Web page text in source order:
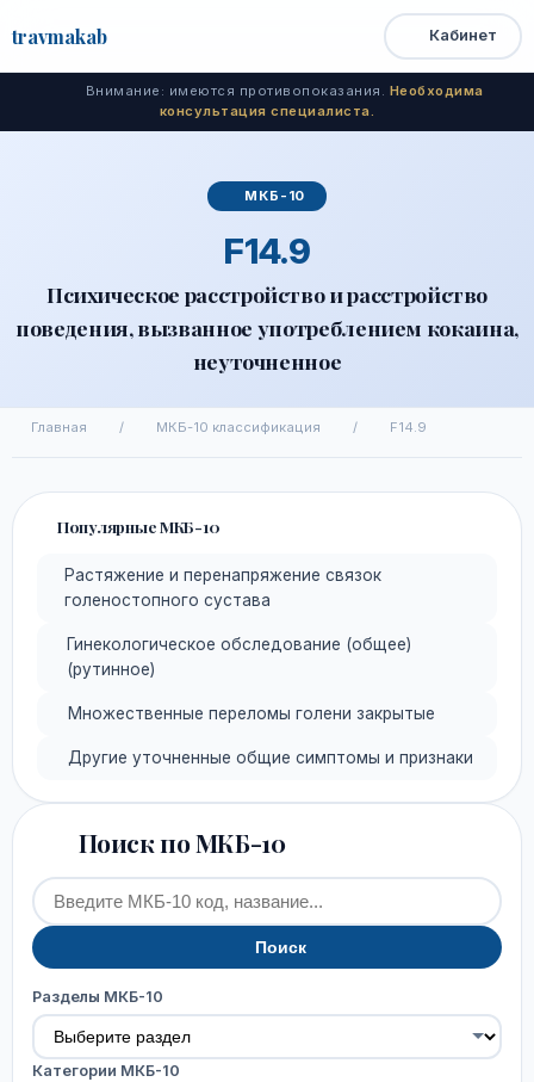
travmakab
Открыть
меню
Быстрый
доступ
Кабинет
Внимание: имеются противопоказания. Необходима
консультация специалиста.
МКБ-10
F14.9
Психическое расстройство и расстройство
поведения, вызванное употреблением кокаина,
неуточненное
Главная / МКБ-10 классификация / F14.9
Популярные МКБ-10
Растяжение и перенапряжение связок
голеностопного сустава
Гинекологическое обследование (общее)
(рутинное)
Множественные переломы голени закрытые
Другие уточненные общие симптомы и признаки
Поиск по МКБ-10
Поиск
Разделы МКБ-10
Категории МКБ-10